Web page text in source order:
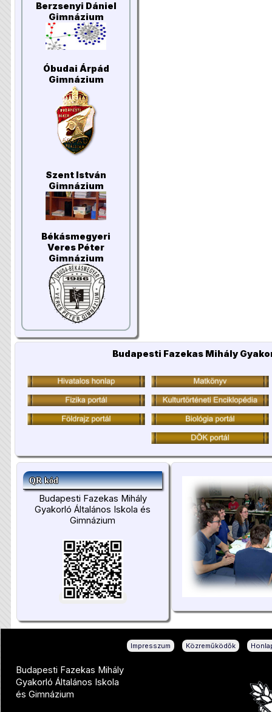
Berzsenyi Dániel
Gimnázium
Óbudai Árpád
Gimnázium
Szent István
Gimnázium
Békásmegyeri
Veres Péter
Gimnázium
Budapesti Fazekas Mihály
QR kód
Budapesti Fazekas Mihály
Gyakorló Általános Iskola és
Gimnázium
Impresszum Közreműködők
Budapesti Fazekas Mihály
Gyakorló Általános Iskola
és Gimnázium